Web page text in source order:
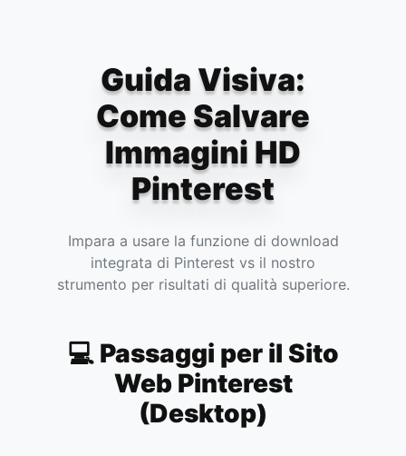
Guida Visiva:
Come Salvare
Immagini HD
Pinterest
Impara a usare la funzione di download
integrata di Pinterest vs il nostro
strumento per risultati di qualità superiore.
💻 Passaggi per il Sito
Web Pinterest
(Desktop)